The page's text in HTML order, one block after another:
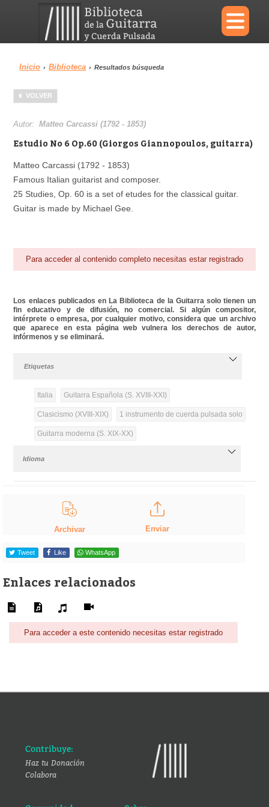
×
Menu
Biblioteca
Área personal
Inicio › Biblioteca › Resultados búsqueda
VOLVER
Autor:Matteo Carcassi (1792 - 1853)
Estudio No 6 Op.60 (Giorgos Giannopoulos, guitarra)
Matteo Carcassi (1792 - 1853)
Famous Italian guitarist and composer.
25 Studies, Op. 60 is a set of etudes for the classical guitar.
Guitar is made by Michael Gee.
Para acceder al contenido completo necesitas estar registrado
Los enlaces publicados en La Biblioteca de la Guitarra solo tienen un
fin educativo y de difusión, no comercial. Si algún compositor,
intérprete o empresa, por cualquier motivo, considera que un archivo
que aparece en esta página web vulnera los derechos de autor,
infórmenos y se eliminará.
Etiquetas
Italia Guitarra Española (S. XVIII-XXI)
Clasicismo (XVIII-XIX) 1 instrumento de cuerda pulsada solo
Guitarra moderna (S. XIX-XX)
Idioma
Archivar Enviar
Tweet Like WhatsApp
Enlaces relacionados
Para acceder a este contenido necesitas estar registrado
Contribuye:
Haz tu Donación
Colabora